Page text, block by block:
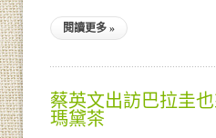
閱讀更多 »
蔡英文出訪巴拉圭
瑪黛茶